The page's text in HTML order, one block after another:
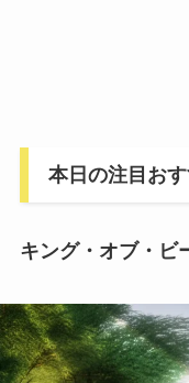
本日の注目お
キング・オブ・ビ